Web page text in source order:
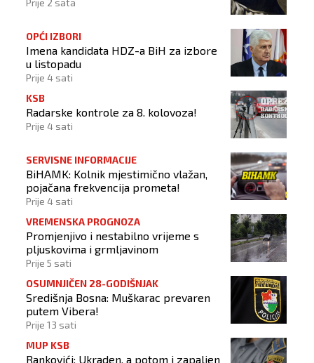
OPĆI IZBORI
Imena kandidata HDZ-a BiH za izbore
u listopadu
Prije 4 sati
KSB
Radarske kontrole za 8. kolovoza!
Prije 4 sati
SERVISNE INFORMACIJE
BiHAMK: Kolnik mjestimično vlažan,
pojačana frekvencija prometa!
Prije 4 sati
VREMENSKA PROGNOZA
Promjenjivo i nestabilno vrijeme s
pljuskovima i grmljavinom
Prije 5 sati
OSUMNJIČEN 28-GODIŠNJAK
Središnja Bosna: Muškarac prevaren
putem Vibera!
Prije 13 sati
MUP KSB
Rankovići: Ukraden, a potom i zapaljen